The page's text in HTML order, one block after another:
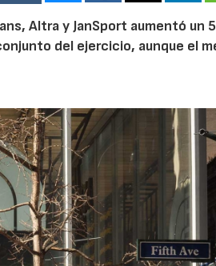
Altra y JanSport aumentó un
del ejercicio, aunque el